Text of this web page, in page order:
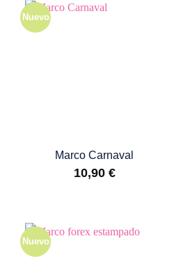
Nuevo
Marco Carnaval
10,90 €
Nuevo